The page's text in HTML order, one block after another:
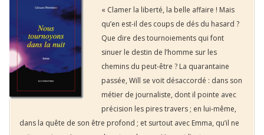
« Clamer la liberté, la belle affaire ! Mais
qu’en est-il des coups de dés du hasard ?
Que dire des tournoiements qui font
sinuer le destin de l’homme sur les
chemins du peut-être ? La quarantaine
passée, Will se voit désaccordé : dans son
métier de journaliste, dont il pointe avec
précision les pires travers ; en lui-même,
dans la quête de son être profond ; et surtout avec Emma, qu’il ne